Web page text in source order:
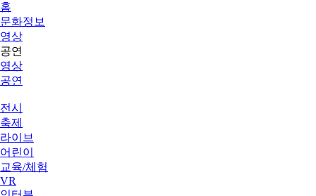
홈
문화정보
영상
공연
영상
공연
전시
축제
라이브
어린이
교육/체험
VR